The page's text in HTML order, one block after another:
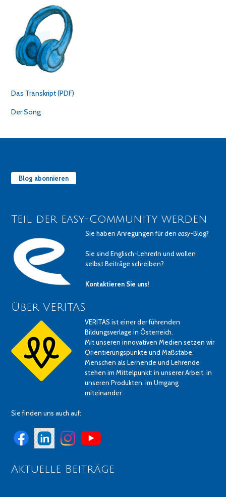
Das Transkript (PDF)
Der Song
Blog abonnieren
Teil der easy-Community werden
Sie haben Anregungen für deneasy-Blog?
Sie sind Englisch-LehrerIn und wollen
selbst Beiträge schreiben?
Kontaktieren Sie uns!
Über VERITAS
VERITAS ist einer der führenden
Bildungsverlage in Österreich.
Mit unseren innovativen Medien setzen wir
Orientierungspunkte und Maßstäbe.
Menschen als Lernende und Lehrende
stehen im Mittelpunkt: in unserer Arbeit, in
unseren Produkten, im Umgang
miteinander.
Sie finden uns auch auf:
Aktuelle Beiträge